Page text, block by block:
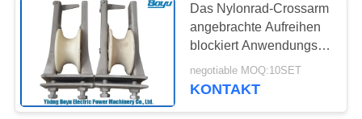
Leiter-Flaschenzug
Das Nylonrad-Crossarm
angebrachte Aufreihen
blockiert Anwendungs-
Kabel-Durchmesser
240mm der bewerteten
negotiable MOQ:10SET
KONTAKT